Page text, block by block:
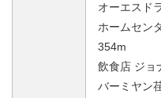
オーエスド
ホームセン
354m
飲食店 ジョ
バーミヤン